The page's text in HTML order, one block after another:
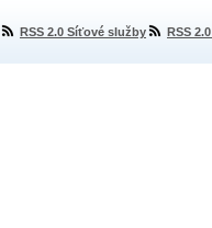
RSS 2.0 Síťové služby RSS